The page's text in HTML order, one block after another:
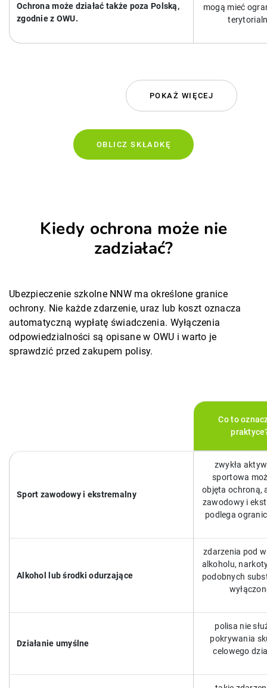
Ochrona może działać także poza Polską,
zgodnie z OWU.
mogą mieć
POKAŻ WIĘCEJ
OBLICZ SKŁADKĘ
Kiedy ochrona może nie
zadziałać?
Ubezpieczenie szkolne NNW ma określone granice
ochrony. Nie każde zdarzenie, uraz lub koszt oznacza
automatyczną wypłatę świadczenia. Wyłączenia
odpowiedzialności są opisane w OWU i warto je
sprawdzić przed zakupem polisy.
Co to
Sport zawodowy i ekstremalny
zwykła
sportowa
objęta ochroną,
zawodowy i
podlega
Alkohol lub środki odurzające
zdarzenia pod
alkoholu,
podobnych
Działanie umyślne
polisa nie
pokrywania
celowego